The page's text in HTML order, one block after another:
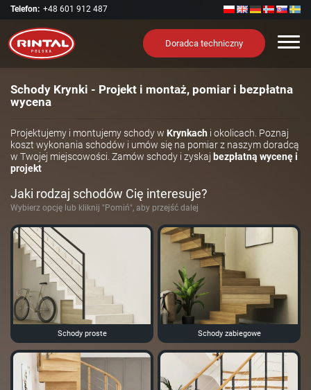
Telefon: +48 601 912 487
Doradca techniczny
Schody Krynki - Projekt i montaż, pomiar i bezpłatna
wycena
Projektujemy i montujemy schody w Krynkach i okolicach. Poznaj
koszt wykonania schodów i umów się na pomiar z naszym doradcą
w Twojej miejscowości. Zamów schody i zyskaj bezpłatną wycenę i
projekt
Jaki rodzaj schodów Cię interesuje?
Wybierz opcję lub kliknij "Pomiń", aby przejść dalej
Schody proste Schody zabiegowe